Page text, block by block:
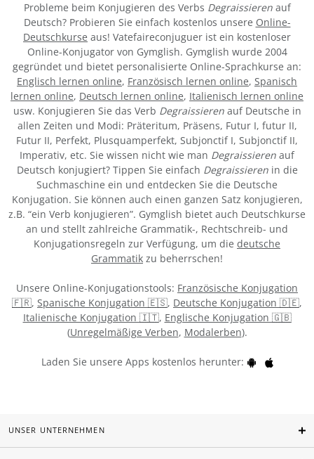
Probleme beim Konjugieren des Verbs Degraissierenauf
Deutsch? Probieren Sie einfach kostenlos unsere Online-
Deutschkurse aus! Vatefaireconjuguer ist ein kostenloser
Online-Konjugator von Gymglish. Gymglish wurde 2004
gegründet und bietet personalisierte Online-Sprachkurse an:
Englisch lernen online, Französisch lernen online, Spanisch
lernen online, Deutsch lernen online, Italienisch lernen online
usw. Konjugieren Sie das Verb Degraissierenauf Deutsche in
allen Zeiten und Modi: Präteritum, Präsens, Futur I, futur II,
Futur II, Perfekt, Plusquamperfekt, Subjonctif I, Subjonctif II,
Imperativ, etc. Sie wissen nicht wie man Degraissieren auf
Deutsch konjugiert? Tippen Sie einfach Degraissierenin die
Suchmaschine ein und entdecken Sie die Deutsche
Konjugation. Sie können auch einen ganzen Satz konjugieren,
z.B. “ein Verb konjugieren”. Gymglish bietet auch Deutschkurse
an und stellt zahlreiche Grammatik-, Rechtschreib- und
Konjugationsregeln zur Verfügung, um die deutsche
Grammatik zu beherrschen!
Unsere Online-Konjugationstools: Französische Konjugation
🇫🇷, Spanische Konjugation 🇪🇸, Deutsche Konjugation 🇩🇪,
Italienische Konjugation 🇮🇹, Englische Konjugation 🇬🇧
(Unregelmäßige Verben, Modalerben).
Laden Sie unsere Apps kostenlos herunter:
UNSER UNTERNEHMEN